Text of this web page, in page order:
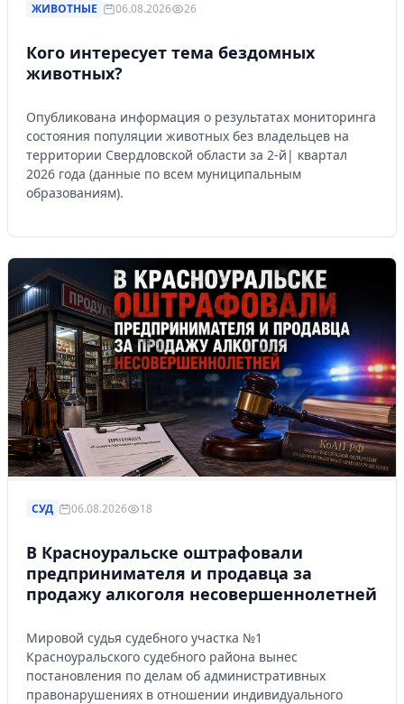
ЖИВОТНЫЕ 06.08.2026 26
Кого интересует тема бездомных
животных?
Опубликована информация о результатах мониторинга
состояния популяции животных без владельцев на
территории Свердловской области за 2-й| квартал
2026 года (данные по всем муниципальным
образованиям).
СУД 06.08.2026 18
В Красноуральске оштрафовали
предпринимателя и продавца за
продажу алкоголя несовершеннолетней
Мировой судья судебного участка №1
Красноуральского судебного района вынес
постановления по делам об административных
правонарушениях в отношении индивидуального